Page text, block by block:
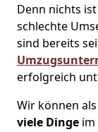
Denn nichts
schlechte
sind bereits
erfolgreich
Wir können
viele Dinge